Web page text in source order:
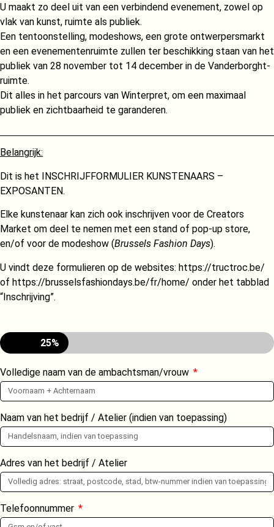
U maakt zo deel uit van een verbindend evenement, zowel op
vlak van kunst, ruimte als publiek.
Een tentoonstelling, modeshows, een grote ontwerpersmarkt
en een evenementenruimte zullen ter beschikking staan van het
publiek van 28 november tot 14 december in de Vanderborght-
ruimte.
Dit alles in het parcours van Winterpret, om een maximaal
publiek en zichtbaarheid te garanderen.
Belangrijk:
Dit is het INSCHRIJFFORMULIER KUNSTENAARS –
EXPOSANTEN.
Elke kunstenaar kan zich ook inschrijven voor de Creators
Market om deel te nemen met een stand of pop-up store,
en/of voor de modeshow (Brussels Fashion Days).
U vindt deze formulieren op de websites: https://tructroc.be/
of https://brusselsfashiondays.be/fr/home/ onder het tabblad
“Inschrijving”.
25%
Volledige naam van de ambachtsman/vrouw
Naam van het bedrijf / Atelier (indien van toepassing)
Adres van het bedrijf / Atelier
Telefoonnummer